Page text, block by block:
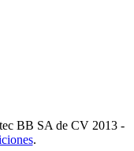
BB SA de CV 2013 -
.